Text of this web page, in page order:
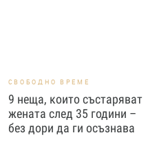
СВОБОДНО ВРЕМЕ
9 неща, които състаряват
жената след 35 години –
без дори да ги осъзнава